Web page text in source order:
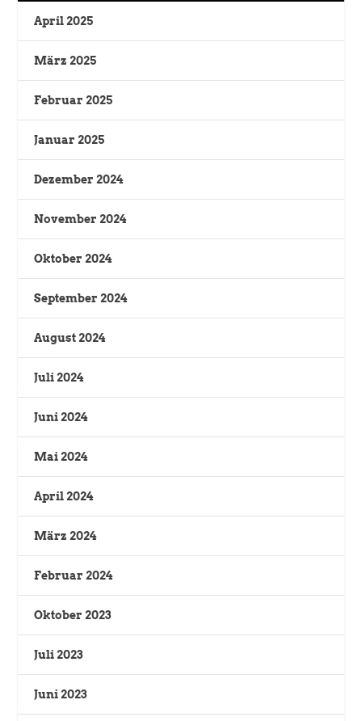
April 2025
März 2025
Februar 2025
Januar 2025
Dezember 2024
November 2024
Oktober 2024
September 2024
August 2024
Juli 2024
Juni 2024
Mai 2024
April 2024
März 2024
Februar 2024
Oktober 2023
Juli 2023
Juni 2023